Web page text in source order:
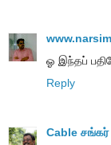
ஓ இந்தப்
Reply
Cable சங்கர்